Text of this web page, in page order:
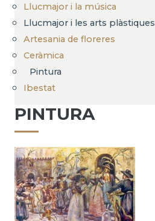
Llucmajor i la música
Llucmajor i les arts plàstiques
Artesania de floreres
Ceràmica
Pintura
Ibestat
PINTURA